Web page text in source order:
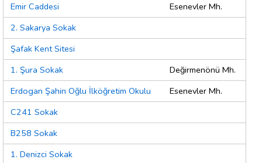
Emir Caddesi
Esenevler Mh.
2. Sakarya Sokak
Şafak Kent Sitesi
1. Şura Sokak
Değirmenönü Mh.
Erdogan Şahin Oğlu İlköğretim Okulu
Esenevler Mh.
C241 Sokak
B258 Sokak
1. Denizci Sokak